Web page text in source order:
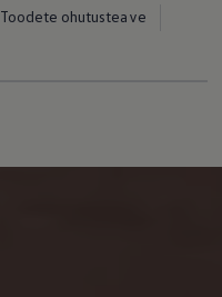
Toodete ohutusteave